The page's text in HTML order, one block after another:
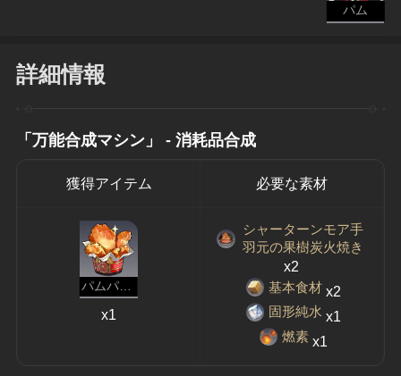
パム
詳細情報
「万能合成マシン」 - 消耗品合成
獲得アイテム 必要な素材
x1
シャーターンモア手
羽元の果樹炭火焼き
x2
基本食材 x2
固形純水 x1
燃素 x1